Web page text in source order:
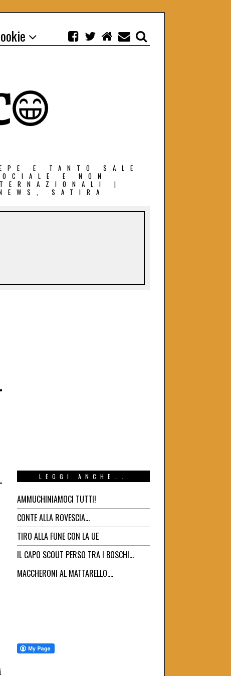
E TANTO SALE
E NON
|
SATIRA
LEGGI ANCHE….
AMMUCHINIAMOCI TUTTI!
CONTE ALLA ROVESCIA…
TIRO ALLA FUNE CON LA UE
IL CAPO SCOUT PERSO TRA I BOSCHI…
MACCHERONI AL MATTARELLO….